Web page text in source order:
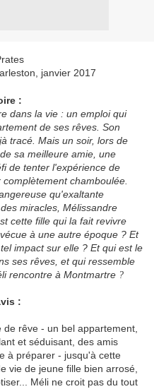
janvier 2017
:
dans la vie : un emploi qui
de ses rêves. Son
tracé. Mais un soir, lors de
sa meilleure amie, une
de tenter l'expérience de
chamboulée.
qu'exaltante
miracles, Mélissandre
cette fille qui la fait revivre
à une autre époque ? Et
impact sur elle ? Et qui est le
ses rêves, et qui ressemble
rencontre à Montmartre ?
:
rêve - un bel appartement,
et séduisant, des amis
à préparer - jusqu'à cette
vie de jeune fille bien arrosé,
Méli ne croit pas du tout